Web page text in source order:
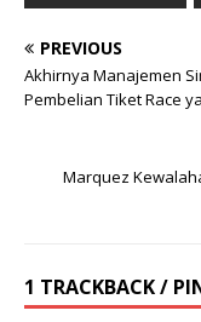
PREVIOUS
Akhirnya Manajemen
Pembelian Tiket Race
Marquez
1 TRACKBACK /